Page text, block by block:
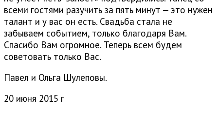
всеми гостями разучить за пять минут — это нужен
талант и у вас он есть. Свадьба стала не
забываем событием, только благодаря Вам.
Спасибо Вам огромное. Теперь всем будем
советовать только Вас.
Павел и Ольга Шулеповы.
20 июня 2015 г